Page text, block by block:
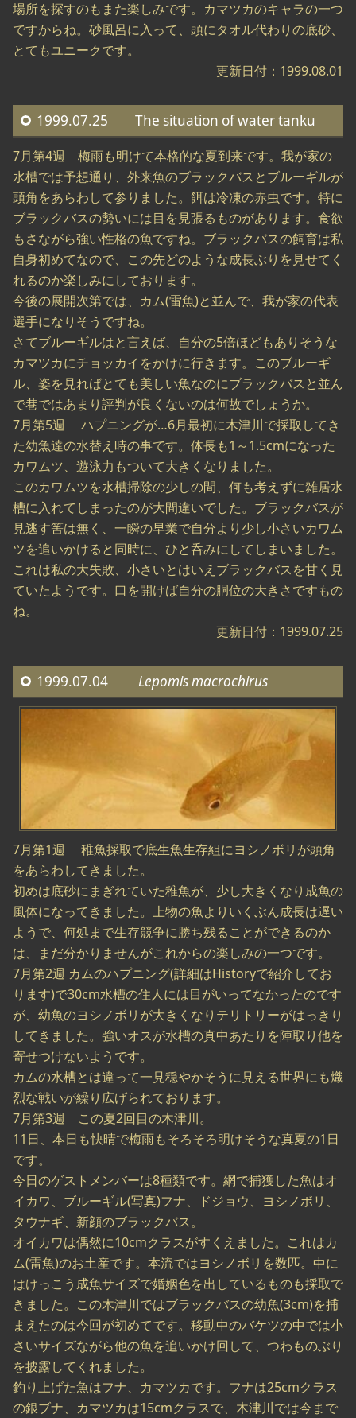
場所を探すのもまた楽しみです。カマツカのキャラの一つ
ですからね。砂風呂に入って、頭にタオル代わりの底砂、
とてもユニークです。
更新日付：1999.08.01
1999.07.25 The situation of water tanku
7月第4週 梅雨も明けて本格的な夏到来です。我が家の
水槽では予想通り、外来魚のブラックバスとブルーギルが
頭角をあらわして参りました。餌は冷凍の赤虫です。特に
ブラックバスの勢いには目を見張るものがあります。食欲
もさながら強い性格の魚ですね。ブラックバスの飼育は私
自身初めてなので、この先どのような成長ぶりを見せてく
れるのか楽しみにしております。
今後の展開次第では、カム(雷魚)と並んで、我が家の代表
選手になりそうですね。
さてブルーギルはと言えば、自分の5倍ほどもありそうな
カマツカにチョッカイをかけに行きます。このブルーギ
ル、姿を見ればとても美しい魚なのにブラックバスと並ん
で巷ではあまり評判が良くないのは何故でしょうか。
7月第5週 ハプニングが…6月最初に木津川で採取してき
た幼魚達の水替え時の事です。体長も1～1.5cmになった
カワムツ、遊泳力もついて大きくなりました。
このカワムツを水槽掃除の少しの間、何も考えずに雑居水
槽に入れてしまったのが大間違いでした。ブラックバスが
見逃す筈は無く、一瞬の早業で自分より少し小さいカワム
ツを追いかけると同時に、ひと呑みにしてしまいました。
これは私の大失敗、小さいとはいえブラックバスを甘く見
ていたようです。口を開けば自分の胴位の大きさですもの
ね。
更新日付：1999.07.25
1999.07.04 Lepomis macrochirus
7月第1週 稚魚採取で底生魚生存組にヨシノボリが頭角
をあらわしてきました。
初めは底砂にまぎれていた稚魚が、少し大きくなり成魚の
風体になってきました。上物の魚よりいくぶん成長は遅い
ようで、何処まで生存競争に勝ち残ることができるのか
は、まだ分かりませんがこれからの楽しみの一つです。
7月第2週 カムのハプニング(詳細はHistoryで紹介してお
ります)で30cm水槽の住人には目がいってなかったのです
が、幼魚のヨシノボリが大きくなりテリトリーがはっきり
してきました。強いオスが水槽の真中あたりを陣取り他を
寄せつけないようです。
カムの水槽とは違って一見穏やかそうに見える世界にも熾
烈な戦いが繰り広げられております。
7月第3週 この夏2回目の木津川。
11日、本日も快晴で梅雨もそろそろ明けそうな真夏の1日
です。
今日のゲストメンバーは8種類です。網で捕獲した魚はオ
イカワ、ブルーギル(写真)フナ、ドジョウ、ヨシノボリ、
タウナギ、新顔のブラックバス。
オイカワは偶然に10cmクラスがすくえました。これはカ
ム(雷魚)のお土産です。本流ではヨシノボリを数匹。中に
はけっこう成魚サイズで婚姻色を出しているものも採取で
きました。この木津川ではブラックバスの幼魚(3cm)を捕
まえたのは今回が初めてです。移動中のバケツの中では小
さいサイズながら他の魚を追いかけ回して、つわものぶり
を披露してくれました。
釣り上げた魚はフナ、カマツカです。フナは25cmクラス
の銀ブナ、カマツカは15cmクラスで、木津川では今まで